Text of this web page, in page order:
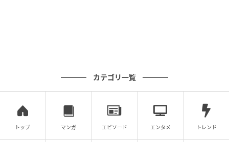
を感じることができるのも、また人間だけの特権で
す。
恋愛は不思議で、時に非効率で、でもとても人間らし
いもの。
カテゴリ一覧
トップ マンガ エピソード エンタメ トレンド